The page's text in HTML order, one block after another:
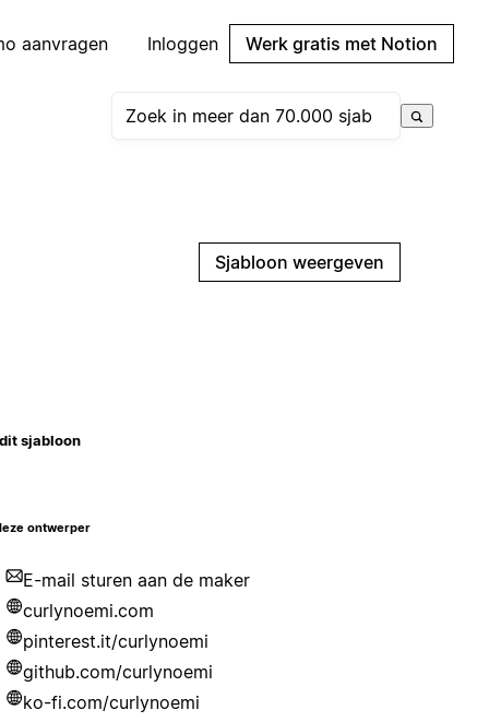
aanvragen Inloggen Werk gratis met Notion
Sjabloon weergeven
sjabloon
ontwerper
E-mail sturen aan de maker
curlynoemi.com
pinterest.it/curlynoemi
github.com/curlynoemi
ko-fi.com/curlynoemi